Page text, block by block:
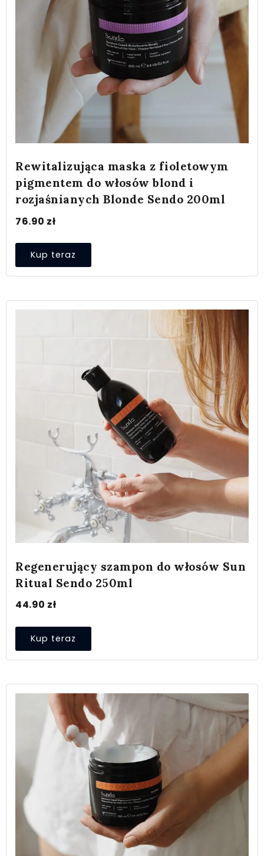
Rewitalizująca maska z fioletowym
pigmentem do włosów blond i
rozjaśnianych Blonde Sendo 200ml
76.90 zł
Kup teraz
Regenerujący szampon do włosów Sun
Ritual Sendo 250ml
44.90 zł
Kup teraz